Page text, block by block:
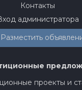
Контакты
администратора
Разместить
проекты и